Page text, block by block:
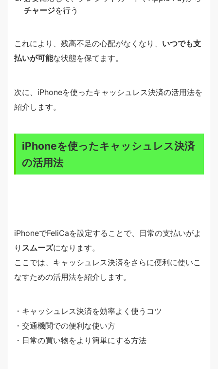
チャージを行う
これにより、残高不足の心配がなくなり、 いつでも支
払いが可能な状態を保てます。
次に、iPhoneを使ったキャッシュレス決済の活用法を
紹介します。
iPhoneを使ったキャッシュレス決済
の活用法
iPhoneでFeliCaを設定することで、日常の支払いがよ
り スムーズになります。
ここでは、キャッシュレス決済をさらに便利に使いこ
なすための活用法を紹介します。
・キャッシュレス決済を効率よく使うコツ
・交通機関での便利な使い方
・日常の買い物をより簡単にする方法